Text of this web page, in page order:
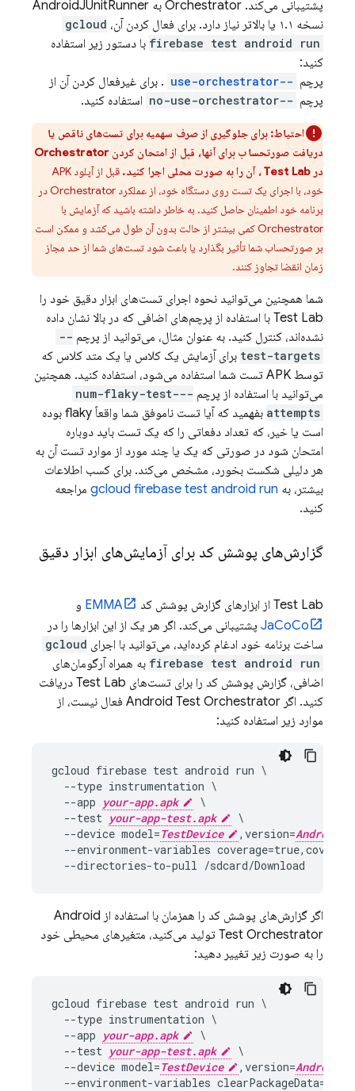
پشتیبانی می‌کند. Orchestrator به AndroidJUnitRunner
نسخه ۱.۱ یا بالاتر نیاز دارد. برای فعال کردن آن،
gcloud
firebase test android run با دستور زیر استفاده
کنید:
پرچم --use-orchestrator
. برای غیرفعال کردن آن از
پرچم --no-use-orchestrator استفاده کنید.
احتیاط: برای جلوگیری از صرف سهمیه برای تست‌های ناقص یا
دریافت صورتحساب برای آنها، قبل از امتحان کردن Orchestrator
در Test Lab، آن را به صورت محلی اجرا کنید.
قبل از آپلود APK
خود، با اجرای یک تست روی دستگاه خود، از عملکرد Orchestrator در
برنامه خود اطمینان حاصل کنید. به خاطر داشته باشید که آزمایش با
Orchestrator کمی بیشتر از حالت بدون آن طول می‌کشد و ممکن است
بر صورتحساب شما تأثیر بگذارد یا باعث شود تست‌های شما از حد مجاز
زمان انقضا تجاوز کنند.
شما همچنین می‌توانید نحوه اجرای تست‌های ابزار دقیق خود را
Test Lab با استفاده از پرچم‌های اضافی که در بالا نشان داده
نشده‌اند، کنترل کنید. به عنوان مثال، می‌توانید از پرچم --
test-targets برای آزمایش یک کلاس یا یک متد کلاس که
توسط APK تست شما استفاده می‌شود، استفاده کنید. همچنین
می‌توانید با استفاده از پرچم
--num-flaky-test-
attempts
بفهمید که آیا تست ناموفق شما واقعاً flaky بوده
است یا خیر، که تعداد دفعاتی را که یک تست باید دوباره
امتحان شود در صورتی که یک یا چند مورد از موارد تست آن به
هر دلیلی شکست بخورد، مشخص می‌کند. برای کسب اطلاعات
بیشتر، به gcloud firebase test android run مراجعه
کنید.
گزارش‌های پوشش کد برای آزمایش‌های ابزار دقیق
Test Lab از ابزارهای گزارش پوشش کد EMMA و
JaCoCo پشتیبانی می‌کند. اگر هر یک از این ابزارها را در
ساخت برنامه خود ادغام کرده‌اید، می‌توانید با اجرای gcloud
firebase test android run به همراه آرگومان‌های
اضافی، گزارش پوشش کد را برای تست‌های Test Lab دریافت
کنید. اگر Android Test Orchestrator فعال نیست، از
موارد زیر استفاده کنید:
gcloud firebase test android run \
  --type instrumentation \
  --app
your-app.apk
\
  --test
your-app-test.apk
\
  --device model=
TestDevice ,version=
--environment-variables
اگر گزارش‌های پوشش کد را همزمان با استفاده از Android
Test Orchestrator تولید می‌کنید، متغیرهای محیطی خود
را به صورت زیر تغییر دهید:
gcloud firebase test android run \
  --type instrumentation \
  --app
your-app.apk
\
  --test
your-app-test.apk
\
  --device model=
TestDevice ,version=
--environment-variables